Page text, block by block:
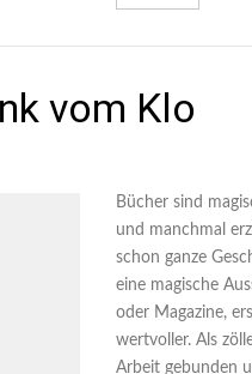
vom Klo
Bücher sind
und manchmal
schon ganze
eine magische
oder Magazine,
wertvoller. Als
Arbeit gebunden